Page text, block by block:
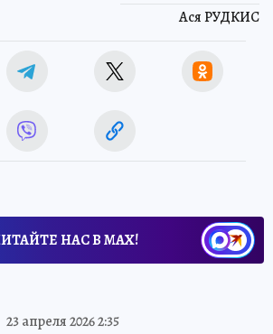
Ася РУДКИС
НАС В МАХ!
23 апреля 2026 2:35